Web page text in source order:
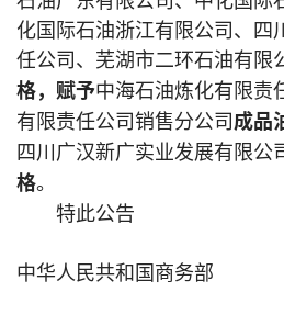
化国际石油浙江有限公司、四
任公司、芜湖市二环石油有限
格，赋予中海石油炼化有限责
有限责任公司销售分公司成品
四川广汉新广实业发展有限公
格。
特此公告
中华人民共和国商务部